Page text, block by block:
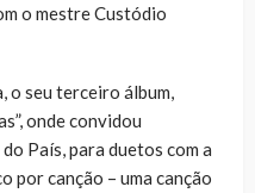
o mestre Custódio
o seu terceiro álbum,
onde convidou
País, para duetos com a
por canção – uma canção